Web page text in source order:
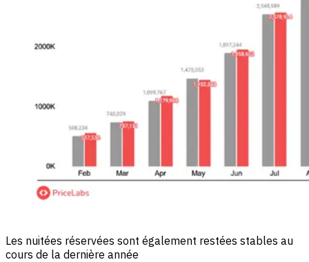
Les nuitées réservées sont également restées stables au
cours de la dernière année